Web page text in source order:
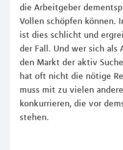
die Arbeitgeber
Vollen schöpfen können.
ist dies schlicht und
der Fall. Und wer sich als
den Markt der aktiv
hat oft nicht die nötige
muss mit zu vielen
konkurrieren, die vor
stehen.